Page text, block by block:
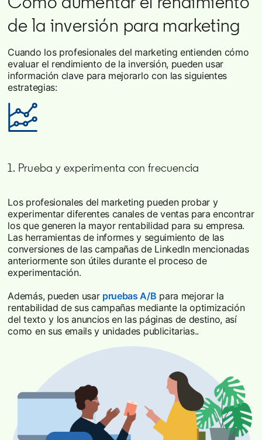
de la inversión para marketing
Cuando los profesionales del marketing entienden cómo
evaluar el rendimiento de la inversión, pueden usar
información clave para mejorarlo con las siguientes
estrategias:
1. Prueba y experimenta con frecuencia
Los profesionales del marketing pueden probar y
experimentar diferentes canales de ventas para encontrar
los que generen la mayor rentabilidad para su empresa.
Las herramientas de informes y seguimiento de las
conversiones de las campañas de LinkedIn mencionadas
anteriormente son útiles durante el proceso de
experimentación.
Además, pueden usar pruebas A/B para mejorar la
rentabilidad de sus campañas mediante la optimización
del texto y los anuncios en las páginas de destino, así
como en sus emails y unidades publicitarias..